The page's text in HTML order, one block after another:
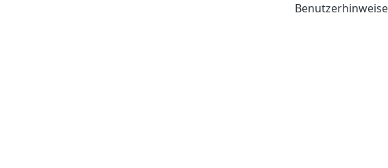
Benutzerhinweise